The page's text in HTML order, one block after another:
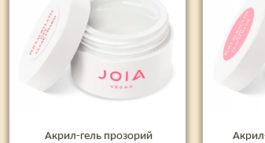
Акрил-гель прозорий